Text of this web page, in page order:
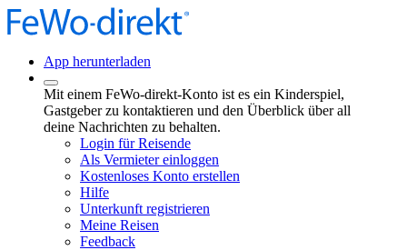
App herunterladen
Mit einem FeWo-direkt-Konto ist es ein Kinderspiel,
Gastgeber zu kontaktieren und den Überblick über all
deine Nachrichten zu behalten.
Login für Reisende
Als Vermieter einloggen
Kostenloses Konto erstellen
Hilfe
Unterkunft registrieren
Meine Reisen
Feedback